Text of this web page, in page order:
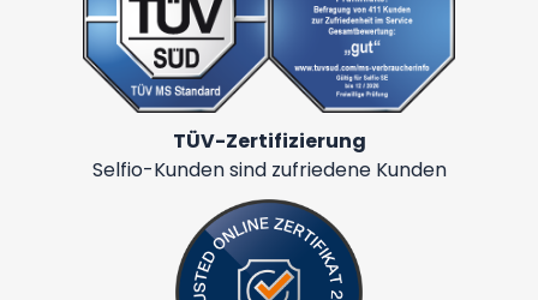
TÜV-Zertifizierung
Selfio-Kunden sind zufriedene Kunden